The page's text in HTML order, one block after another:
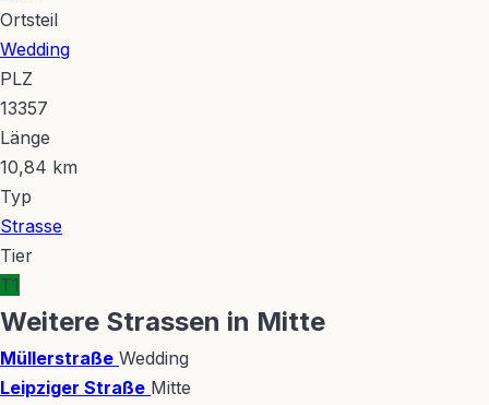
Ortsteil
Wedding
PLZ
13357
Länge
10,84 km
Typ
Strasse
Tier
T1
Weitere Strassen in Mitte
Müllerstraße Wedding
Leipziger Straße Mitte